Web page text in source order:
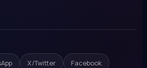
X/Twitter Facebook